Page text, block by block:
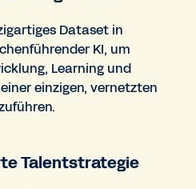
Dataset in
KI, um
Learning und
einzigen, vernetzten
Talentstrategie